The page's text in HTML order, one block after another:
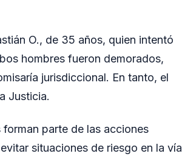
O., de 35 años, quien intentó
hombres fueron demorados,
jurisdiccional. En tanto, el
Justicia.
parte de las acciones
situaciones de riesgo en la vía